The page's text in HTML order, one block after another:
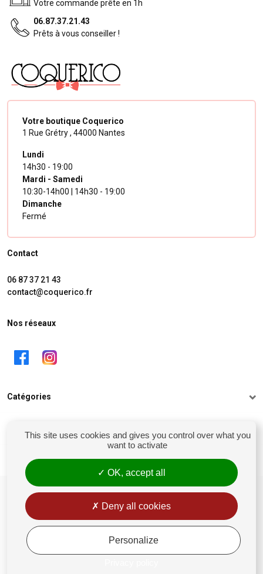
Votre commande prête en 1h
06.87.37.21.43
Prêts à vous conseiller !
Votre boutique Coquerico
1 Rue Grétry , 44000 Nantes
Lundi
14h30 - 19:00
Mardi - Samedi
10:30-14h00 | 14h30 - 19:00
Dimanche
Fermé
Contact
06 87 37 21 43
contact@coquerico.fr
Nos réseaux
Catégories
Mon compte
siret : 81238106900028
Conditions générales de vente
Rétractation
Mentions légales
Politique de confidentialité
This site uses cookies and gives you control over what you
want to activate
OK, accept all
Deny all cookies
Personalize